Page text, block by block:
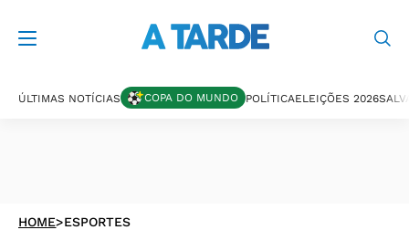
ÚLTIMAS NOTÍCIAS COPA DO MUNDO POLÍTICAELEIÇÕES 2026
HOME>ESPORTES